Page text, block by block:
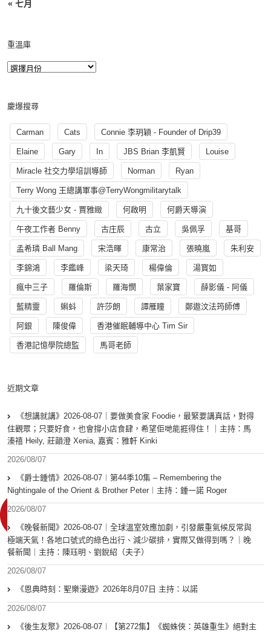
« 七月
重溫庫
慶爆搜尋
Carman Cats Connie 李玥穎 - Founder of Drip39
Elaine Gary In JBS Brian 李凱賢 Louise
Miracle 社交力學培訓導師 Norman Ryan
Terry Wong 王總講軍事@TerryWongmilitarytalk
九十後文藝少女 - 賈雅緻 何啟明 何爵天導演
午夜工作者 Benny 古庄辰 古立 吳佩孚 基哥
孟希璘 Ball Mang 宋浩暉 康常治 張曉嵐 朱利安
李錦鴻 李鑑峰 梁天琦 楊偉倫 湯寳如
瘋中三子 羅倫斯 羅海憫 葉家寶 薛影儀 - 阿儀
藍精靈 蝌蚪 許莎朗 譚雁瞳 鄭遨汶法筠師傅
阿銀 陳俊偉 香港催眠輔導中心 Tim Sir
香港記憶學院總監 馬哥老師
近期文章
《想講就講》2026-08-07｜要做美食家 Foodie，最緊要講真話，對得
住觀眾；只要好食，也會撐小店食肆，希望佢哋能捱得住！｜主持：馬
溱禧 Heily, 莊韻澄 Xenia, 嘉賓：雅軒 Kinki
2026/08/07
《爵士鍾情》2026-08-07︱第44季10集 – Remembering the
Nightingale of the Orient & Brother Peter︱主持：鍾一諾 Roger
2026/08/07
《晚餐新聞》2026-08-07｜全球溫室效應加劇，引發嚴重氣候反常與
極端天氣！各地口號式的綠色出行、減少碳排，實際又做得到嗎？｜晚
餐新聞｜主持：陳珏明、劉銳紹（夫子）
2026/08/07
《恩典時刻：聖樂漫遊》2026年8月07日 主持：以諾
2026/08/07
《後生友聚》2026-08-07︱【第272集】《蜘蛛俠：英雄重生》絕對主